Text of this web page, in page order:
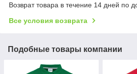
Возврат товара в течение 14 дней по
Все условия возврата
Подобные товары компании